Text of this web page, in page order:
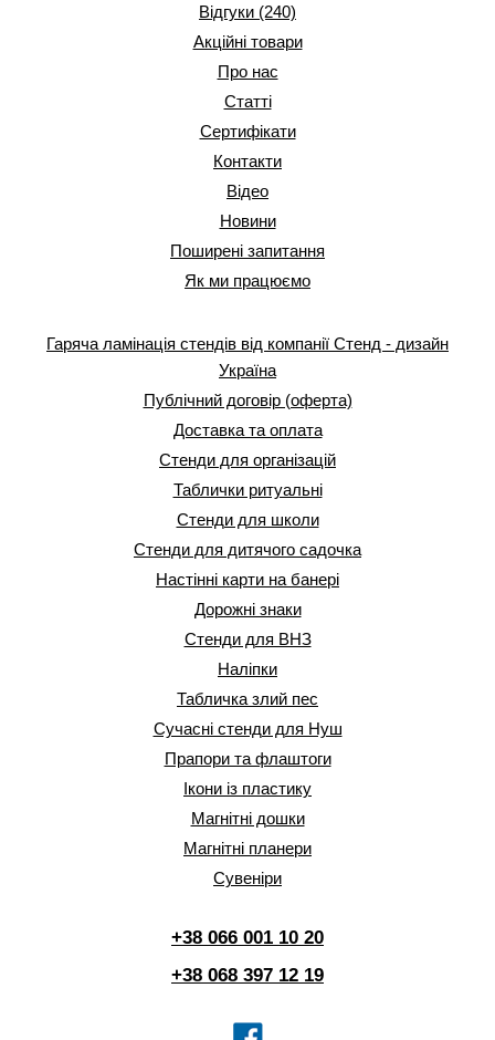
Відгуки (240)
Акційні товари
Про нас
Статті
Сертифікати
Контакти
Відео
Новини
Поширені запитання
Як ми працюємо
Гаряча ламінація стендів від компанії Стенд - дизайн
Україна
Публічний договір (оферта)
Доставка та оплата
Стенди для організацій
Таблички ритуальні
Стенди для школи
Стенди для дитячого садочка
Настінні карти на банері
Дорожні знаки
Стенди для ВНЗ
Наліпки
Табличка злий пес
Сучасні стенди для Нуш
Прапори та флаштоги
Ікони із пластику
Магнітні дошки
Магнітні планери
Сувеніри
+38 066 001 10 20
+38 068 397 12 19